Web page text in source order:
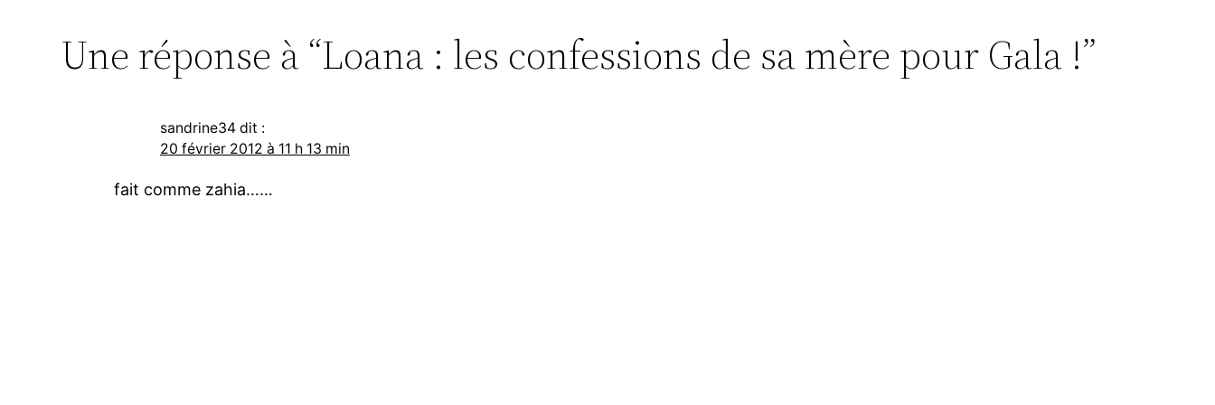
Une réponse à “Loana : les confessions de sa mère pour Gala !”
sandrine34 dit :
20 février 2012 à 11 h 13 min
fait comme zahia……